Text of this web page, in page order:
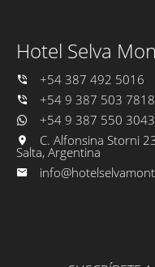
Hotel Selva
+54 387 492 5016
+54 9 387 503 7818
+54 9 387 550 3043
C. Alfonsina Storni
Salta, Argentina